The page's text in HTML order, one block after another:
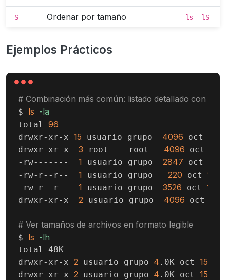
-S Ordenar por tamaño ls -lS
Ejemplos Prácticos
# Combinación más común: listado detallado con
$ ls -la
total 96
drwxr-xr-x 15 usuario grupo 4096 oct
drwxr-xr-x 3 root    root 4096 oct
-rw------- 1 usuario grupo 2847 oct
-rw-r--r-- 1 usuario grupo 220 oct 10
-rw-r--r-- 1 usuario grupo 3526 oct 10
drwxr-xr-x 2 usuario grupo 4096 oct
# Ver tamaños de archivos en formato legible
$ ls -lh
total 48K
drwxr-xr-x 2 usuario grupo 4 .0K oct 15
drwxr-xr-x 2 usuario grupo 4 .0K oct 15